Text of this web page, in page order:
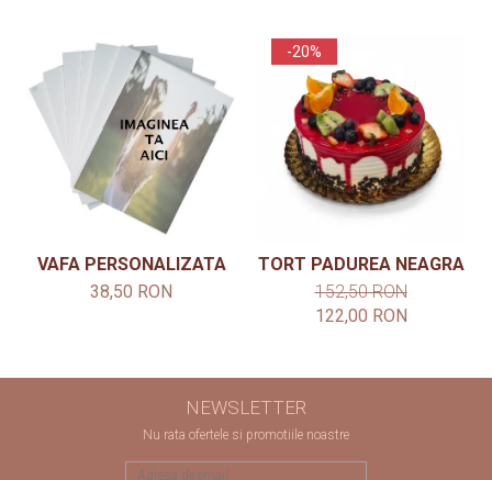
VAFA PERSONALIZATA
38,50 RON
-20%
TORT PADUREA NEAGRA
152,50 RON
122,00 RON
NEWSLETTER
Nu rata ofertele si promotiile noastre